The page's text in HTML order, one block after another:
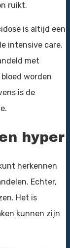
ruikt.
is altijd een
intensive care.
met
worden
is de
hyper
herkennen
Echter,
Het is
kunnen zijn